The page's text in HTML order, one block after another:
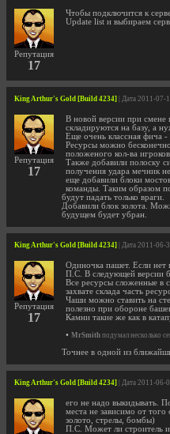
Репутация
17
Чтобы подключится к
Update list и выбираем
King Arthur's Gold [Build 4234] | Дата 2011-07-
Репутация
17
В новой версии при смене
складируются на базу, а
Еще очень классная фича -
Ресурсы можно
положеного кол-ва
Также добавили полоску
получения удара мечник
еще добавили блоки
команды. Таким образом
будут падать только враги.
Добавили блок золота.
будущем будет убран.
King Arthur's Gold [Build 4234] | Дата 2011-06-
Репутация
17
Одиночка пашет. Если нет
П.С. В следующей версии
Все ресурсы сложенные в
захвате склада часть
Чаши можно ставить на
полезно при обороне
Камни такие же как в
• MrSmith подумал несколько
Точнее в одной из
King Arthur's Gold [Build 4234] | Дата 2011-06-
его не надо выкидывать.
места не зависимо от того
золото, стрелы, бомбы)
П.С. Может ли строитель